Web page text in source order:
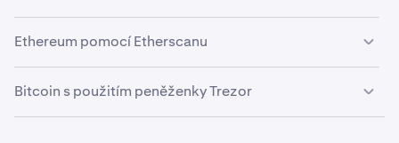
Ethereum pomocí Etherscanu
1
Přejděte do sekce „Sign Message“:
Bitcoin s použitím peněženky Trezor